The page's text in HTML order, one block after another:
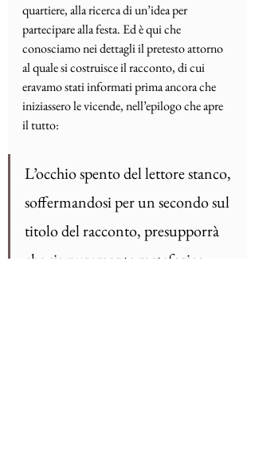
quartiere, alla ricerca di un’idea per
partecipare alla festa. Ed è qui che
conosciamo nei dettagli il pretesto attorno
al quale si costruisce il racconto, di cui
eravamo stati informati prima ancora che
iniziassero le vicende, nell’epilogo che apre
il tutto:
L’occhio spento del lettore stanco,
soffermandosi per un secondo sul
titolo del racconto, presupporrà
che sia puramente metaforico.